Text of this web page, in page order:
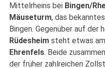
Mittelrheins bei Bingen/
Mäuseturm, das
Bingen. Gegenüber auf der
Rüdesheim steht etwas
Ehrenfels. Beide
der früher zahlreichen